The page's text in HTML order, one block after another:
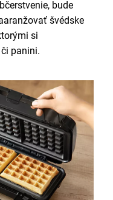
bude
švédske
si
panini.